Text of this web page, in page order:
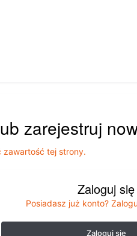
zarejestruj
tej strony.
Zaloguj się
Posiadasz już konto?
Zaloguj się